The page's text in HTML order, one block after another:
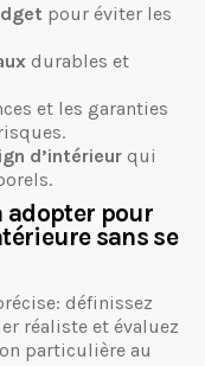
pour éviter les
durables et
et les garanties
d’intérieur qui
adopter pour
sans se
définissez
réaliste et évaluez
particulière au